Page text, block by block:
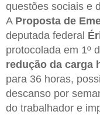
questões sociais e
A Proposta de
deputada federal
protocolada em 1º
redução da carga
para 36 horas,
descanso por
do trabalhador e